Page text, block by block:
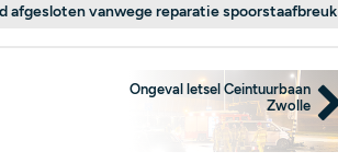
afgesloten vanwege reparatie spoorstaafbreuk
Ongeval letsel Ceintuurbaan
Zwolle